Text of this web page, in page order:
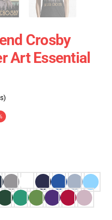
Crosby
Art Essential